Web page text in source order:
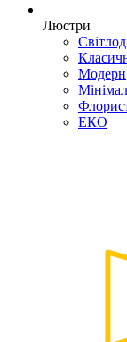
Люстри
Модерн
ЕКО